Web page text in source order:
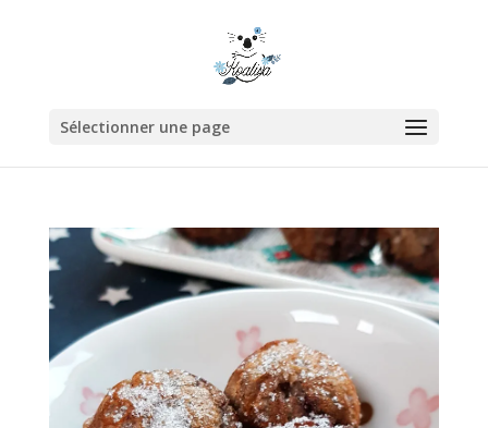
Sélectionner une page